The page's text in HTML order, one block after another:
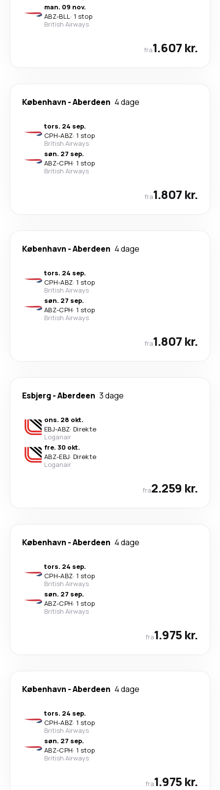
man. 09 nov.
ABZ-BLL· 1 stop
British Airways
fra1.607 kr.
København -Aberdeen 4 dage
tors. 24 sep.
CPH-ABZ· 1 stop
British Airways
søn. 27 sep.
ABZ-CPH· 1 stop
British Airways
fra1.807 kr.
København -Aberdeen 4 dage
tors. 24 sep.
CPH-ABZ· 1 stop
British Airways
søn. 27 sep.
ABZ-CPH· 1 stop
British Airways
fra1.807 kr.
Esbjerg-Aberdeen 3 dage
ons. 28 okt.
EBJ-ABZ· Direkte
Loganair
fre. 30 okt.
ABZ-EBJ· Direkte
Loganair
fra2.259 kr.
København -Aberdeen 4 dage
tors. 24 sep.
CPH-ABZ· 1 stop
British Airways
søn. 27 sep.
ABZ-CPH· 1 stop
British Airways
fra1.975 kr.
København -Aberdeen 4 dage
tors. 24 sep.
CPH-ABZ· 1 stop
British Airways
søn. 27 sep.
ABZ-CPH· 1 stop
British Airways
fra1.975 kr.